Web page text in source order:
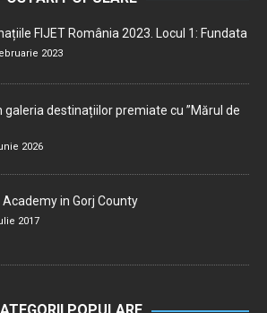
FIJET România 2023. Locul 1: Fundata
2023
galeria destinațiilor premiate cu ”Mărul de
2026
Academy in Gorj County
2017
POPULARE